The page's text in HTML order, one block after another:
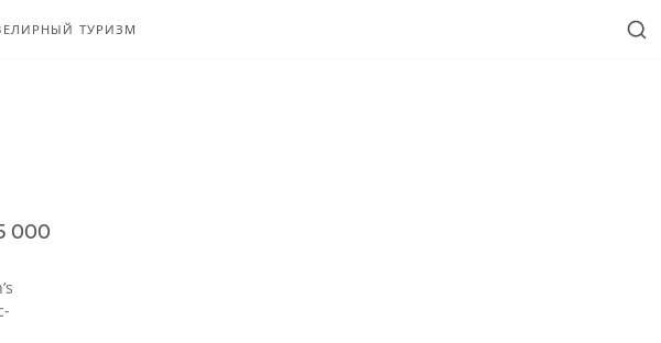
ТУРИЗМ
000